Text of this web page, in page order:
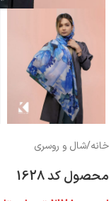
خانه/شال و روسری
محصول کد 1628